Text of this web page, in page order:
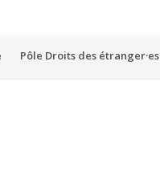
Pôle Droits des étranger·es